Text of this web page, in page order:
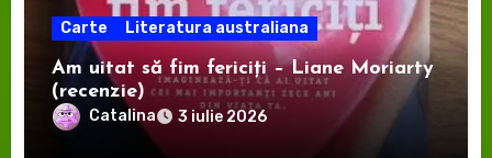
Carte Literatura australiana
Am uitat să fim fericiți – Liane Moriarty
(recenzie)
Catalina 3 iulie 2026